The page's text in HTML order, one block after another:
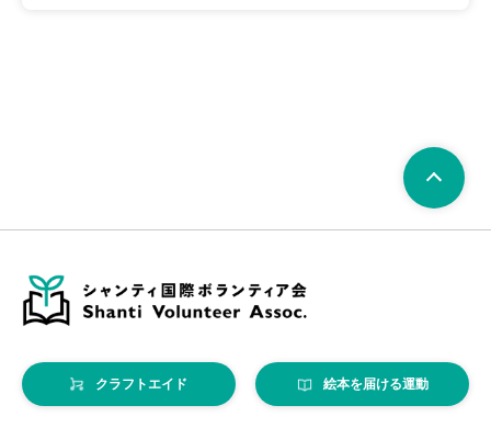
クラフトエイド 絵本を届ける運動